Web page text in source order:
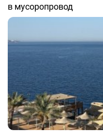
в мусоропровод